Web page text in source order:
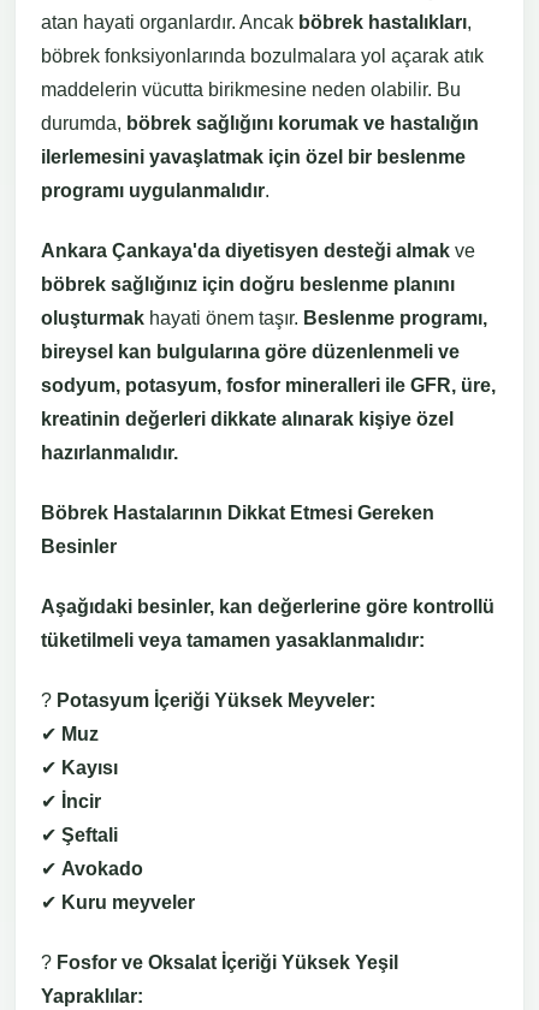
atan hayati organlardır. Ancak böbrek hastalıkları,
böbrek fonksiyonlarında bozulmalara yol açarak atık
maddelerin vücutta birikmesine neden olabilir. Bu
durumda, böbrek sağlığını korumak ve hastalığın
ilerlemesini yavaşlatmak için özel bir beslenme
programı uygulanmalıdır.
Ankara Çankaya'da diyetisyen desteği almak ve
böbrek sağlığınız için doğru beslenme planını
oluşturmak hayati önem taşır. Beslenme programı,
bireysel kan bulgularına göre düzenlenmeli ve
sodyum, potasyum, fosfor mineralleri ile GFR, üre,
kreatinin değerleri dikkate alınarak kişiye özel
hazırlanmalıdır.
Böbrek Hastalarının Dikkat Etmesi Gereken
Besinler
Aşağıdaki besinler, kan değerlerine göre kontrollü
tüketilmeli veya tamamen yasaklanmalıdır:
? Potasyum İçeriği Yüksek Meyveler:
✔ Muz
✔ Kayısı
✔ İncir
✔ Şeftali
✔ Avokado
✔ Kuru meyveler
? Fosfor ve Oksalat İçeriği Yüksek Yeşil
Yapraklılar: